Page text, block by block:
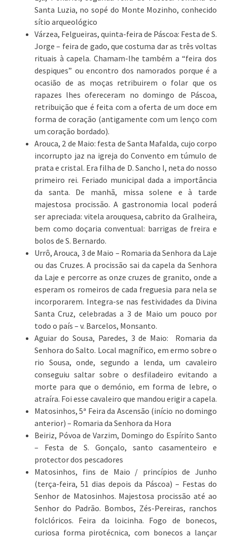
Santa Luzia, no sopé do Monte Mozinho, conhecido
sítio arqueológico
Várzea, Felgueiras, quinta-feira de Páscoa: Festa de S.
Jorge – feira de gado, que costuma dar as três voltas
rituais à capela. Chamam-lhe também a “feira dos
despiques” ou encontro dos namorados porque é a
ocasião de as moças retribuirem o folar que os
rapazes lhes ofereceram no domingo de Páscoa,
retribuição que é feita com a oferta de um doce em
forma de coração (antigamente com um lenço com
um coração bordado).
Arouca, 2 de Maio: festa de Santa Mafalda, cujo corpo
incorrupto jaz na igreja do Convento em túmulo de
prata e cristal. Era filha de D. Sancho I, neta do nosso
primeiro rei. Feriado municipal dada a importância
da santa. De manhã, missa solene e à tarde
majestosa procissão. A gastronomia local poderá
ser apreciada: vitela arouquesa, cabrito da Gralheira,
bem como doçaria conventual: barrigas de freira e
bolos de S. Bernardo.
Urrô, Arouca, 3 de Maio – Romaria da Senhora da Laje
ou das Cruzes. A procissão sai da capela da Senhora
da Laje e percorre as onze cruzes de granito, onde a
esperam os romeiros de cada freguesia para nela se
incorporarem. Integra-se nas festividades da Divina
Santa Cruz, celebradas a 3 de Maio um pouco por
todo o país – v. Barcelos, Monsanto.
Aguiar do Sousa, Paredes, 3 de Maio: Romaria da
Senhora do Salto. Local magnífico, em ermo sobre o
rio Sousa, onde, segundo a lenda, um cavaleiro
conseguiu saltar sobre o desfiladeiro evitando a
morte para que o demónio, em forma de lebre, o
atraíra. Foi esse cavaleiro que mandou erigir a capela.
Matosinhos, 5ª Feira da Ascensão (início no domingo
anterior) – Romaria da Senhora da Hora
Beiriz, Póvoa de Varzim, Domingo do Espírito Santo
– Festa de S. Gonçalo, santo casamenteiro e
protector dos pescadores
Matosinhos, fins de Maio / princípios de Junho
(terça-feira, 51 dias depois da Páscoa) – Festas do
Senhor de Matosinhos. Majestosa procissão até ao
Senhor do Padrão. Bombos, Zés-Pereiras, ranchos
folclóricos. Feira da loicinha. Fogo de bonecos,
curiosa forma pirotécnica, com bonecos a lançar